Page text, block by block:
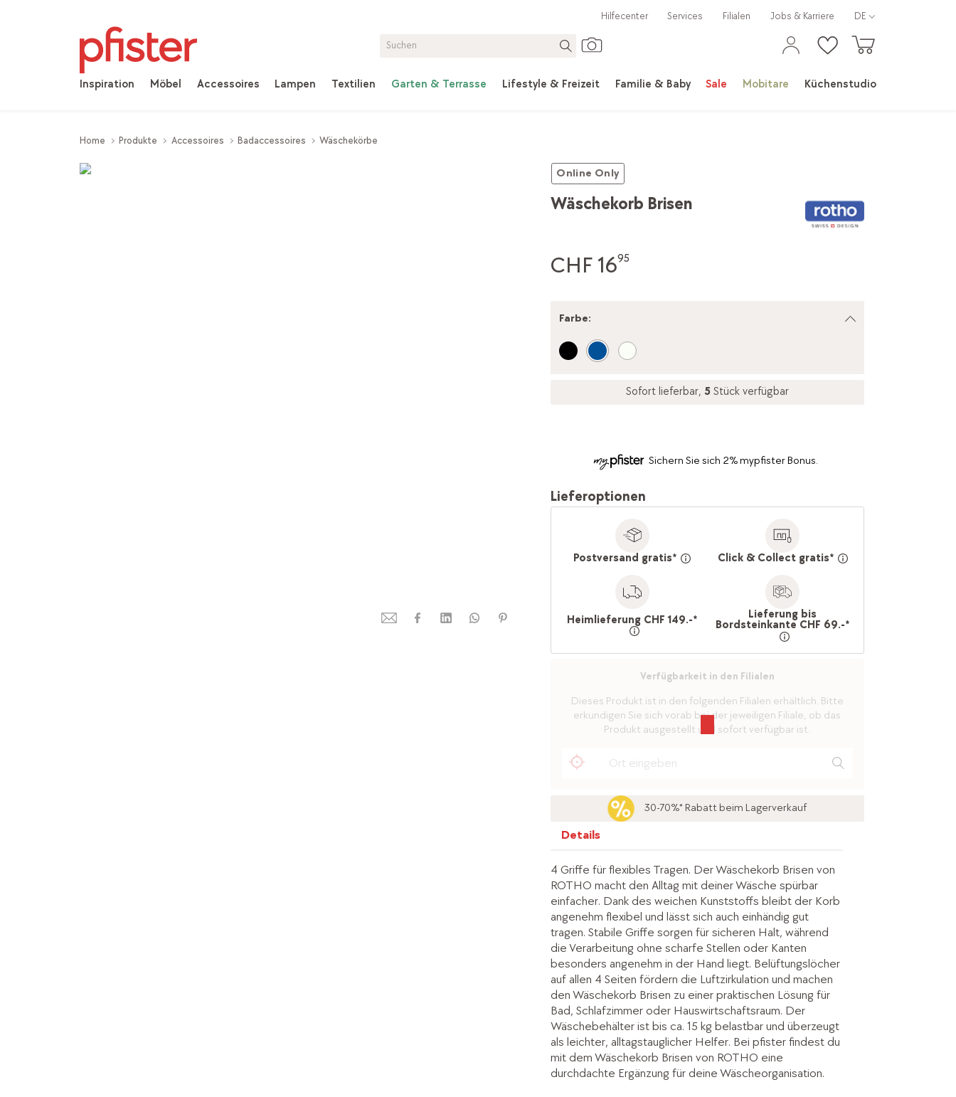
Inspiration Möbel Accessoires Lampen Textilien Garten & Terrasse Lifestyle & Freizeit Familie & Baby Sale Mobitare Küchenstudio
Hilfecenter Services Filialen Jobs & Karriere DE
Home Produkte Accessoires Badaccessoires Wäschekörbe
Online Only
Wäschekorb Brisen
CHF 1695
Farbe:
Sofort lieferbar, 5 Stück verfügbar
Sichern Sie sich 2% mypfister Bonus.
Lieferoptionen
Postversand gratis* Click & Collect gratis*
Heimlieferung CHF 149.-* Lieferung bis
Bordsteinkante CHF 69.-*
Verfügbarkeit in den Filialen
Dieses Produkt ist in den folgenden Filialen erhältlich. Bitte
erkundigen Sie sich vorab bei der jeweiligen Filiale, ob das
Produkt ausgestellt und sofort verfügbar ist.
30-70%* Rabatt beim Lagerverkauf
Details
4 Griffe für flexibles Tragen. Der Wäschekorb Brisen von
ROTHO macht den Alltag mit deiner Wäsche spürbar
einfacher. Dank des weichen Kunststoffs bleibt der Korb
angenehm flexibel und lässt sich auch einhändig gut
tragen. Stabile Griffe sorgen für sicheren Halt, während
die Verarbeitung ohne scharfe Stellen oder Kanten
besonders angenehm in der Hand liegt. Belüftungslöcher
auf allen 4 Seiten fördern die Luftzirkulation und machen
den Wäschekorb Brisen zu einer praktischen Lösung für
Bad, Schlafzimmer oder Hauswirtschaftsraum. Der
Wäschebehälter ist bis ca. 15 kg belastbar und überzeugt
als leichter, alltagstauglicher Helfer. Bei pfister findest du
mit dem Wäschekorb Brisen von ROTHO eine
durchdachte Ergänzung für deine Wäscheorganisation.